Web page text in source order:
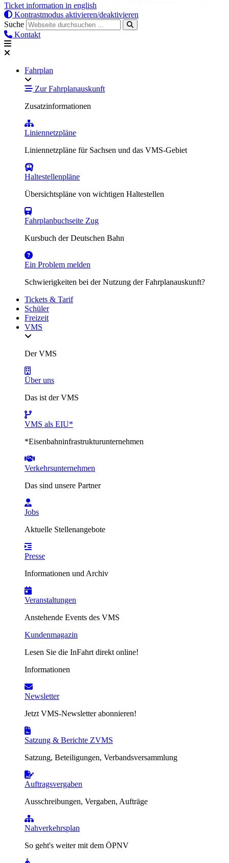
Ticket information in english
Kontrastmodus aktivieren/deaktivieren
Suche
Kontakt
Fahrplan
Zur Fahrplanauskunft
Zusatzinformationen
Liniennetzpläne
Liniennetzpläne für Sachsen und das VMS-Gebiet
Haltestellenpläne
Übersichtspläne von wichtigen Haltestellen
Fahrplanbuchseite Zug
Kursbuch der Deutschen Bahn
Ein Problem melden
Schwierigkeiten bei der Nutzung der Fahrplanauskunft?
Tickets & Tarif
Schüler
Freizeit
VMS
Der VMS
Über uns
Das ist der VMS
VMS als EIU*
*Eisenbahninfrastrukturunternehmen
Verkehrsunternehmen
Das sind unsere Partner
Jobs
Aktuelle Stellenangebote
Presse
Informationen und Archiv
Veranstaltungen
Anstehende Events des VMS
Kundenmagazin
Lesen Sie die InFahrt direkt online!
Informationen
Newsletter
Jetzt VMS-Newsletter abonnieren!
Satzung & Berichte ZVMS
Satzung, Beteiligungen, Verbandsversammlung
Auftragsvergaben
Ausschreibungen, Vergaben, Aufträge
Nahverkehrsplan
So geht's weiter mit dem ÖPNV